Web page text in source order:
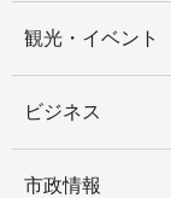
観光・イベント
ビジネス
市政情報